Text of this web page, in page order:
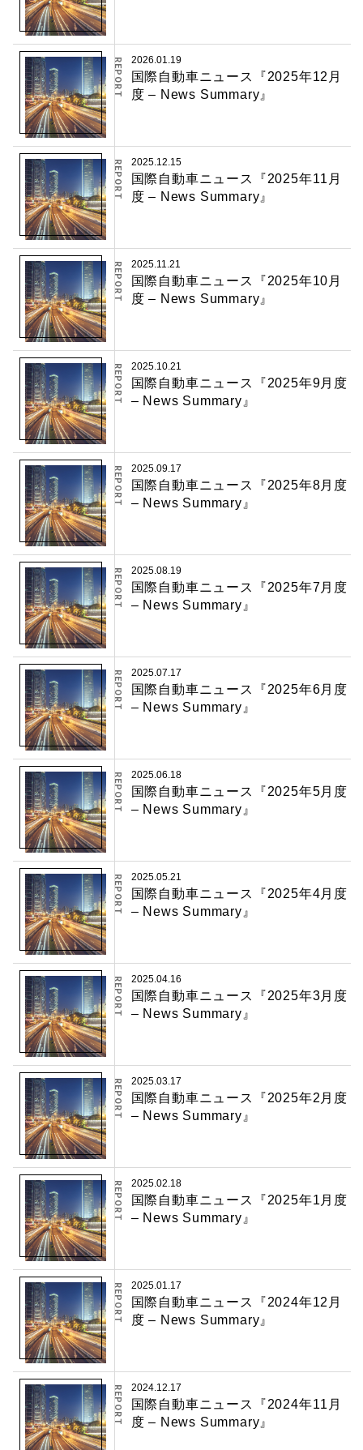
REPORT 2026.01.19
国際自動車ニュース『2025年12月
度 – News Summary』
REPORT 2025.12.15
国際自動車ニュース『2025年11月
度 – News Summary』
REPORT 2025.11.21
国際自動車ニュース『2025年10月
度 – News Summary』
REPORT 2025.10.21
国際自動車ニュース『2025年9月度
– News Summary』
REPORT 2025.09.17
国際自動車ニュース『2025年8月度
– News Summary』
REPORT 2025.08.19
国際自動車ニュース『2025年7月度
– News Summary』
REPORT 2025.07.17
国際自動車ニュース『2025年6月度
– News Summary』
REPORT 2025.06.18
国際自動車ニュース『2025年5月度
– News Summary』
REPORT 2025.05.21
国際自動車ニュース『2025年4月度
– News Summary』
REPORT 2025.04.16
国際自動車ニュース『2025年3月度
– News Summary』
REPORT 2025.03.17
国際自動車ニュース『2025年2月度
– News Summary』
REPORT 2025.02.18
国際自動車ニュース『2025年1月度
– News Summary』
REPORT 2025.01.17
国際自動車ニュース『2024年12月
度 – News Summary』
REPORT 2024.12.17
国際自動車ニュース『2024年11月
度 – News Summary』